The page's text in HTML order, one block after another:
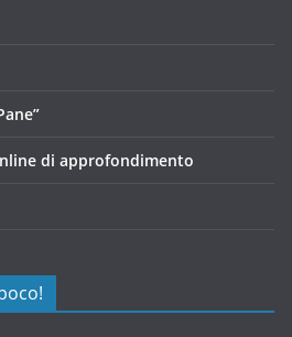
di approfondimento